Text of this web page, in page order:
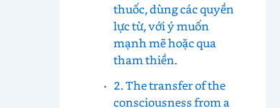
thuốc, dùng các quyền
lực từ, với ý muốn
mạnh mẽ hoặc qua
tham thiền.
2. The transfer of the
consciousness from a